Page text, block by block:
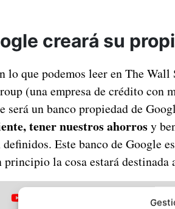
creará su
lo que podemos leer en The
(una empresa de crédito con
será un banco propiedad de
tener nuestros ahorros y
definidos. Este banco de Google
principio la cosa estará